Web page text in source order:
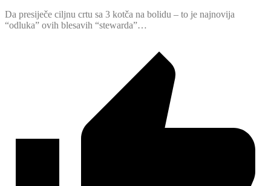
Da presiječe ciljnu crtu sa 3 kotča na bolidu – to je najnovija
“odluka” ovih blesavih “stewarda”…